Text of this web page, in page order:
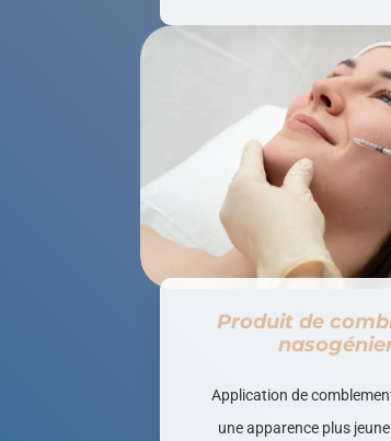
Produit de
Application de
une apparence plus